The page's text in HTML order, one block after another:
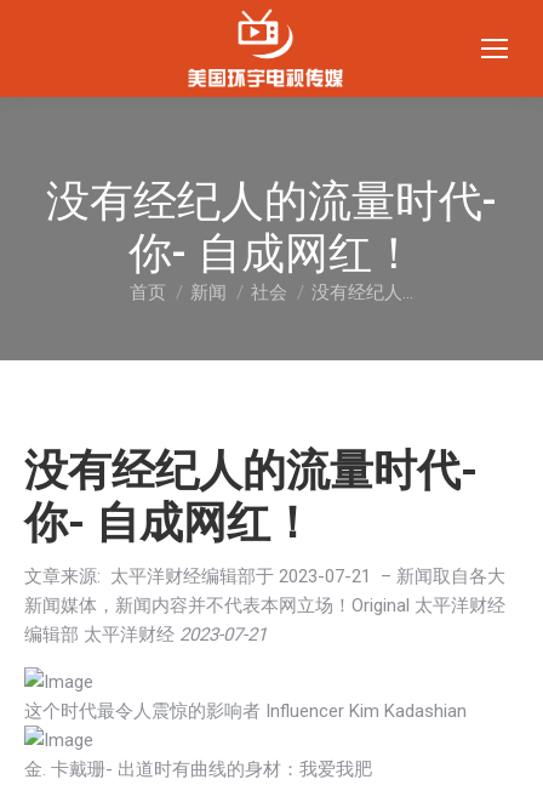
没有经纪人的流量时代-
你- 自成网红！
您在这里：
首页 新闻 社会 没有经纪人…
没有经纪人的流量时代-
你- 自成网红！
文章来源: 太平洋财经编辑部于 2023-07-21
– 新闻取自各大
新闻媒体，新闻内容并不代表本网立场！Original 太平洋财经
编辑部 太平洋财经 2023-07-21
这个时代最令人震惊的影响者 Influencer Kim Kadashian
金. 卡戴珊- 出道时有曲线的身材：我爱我肥